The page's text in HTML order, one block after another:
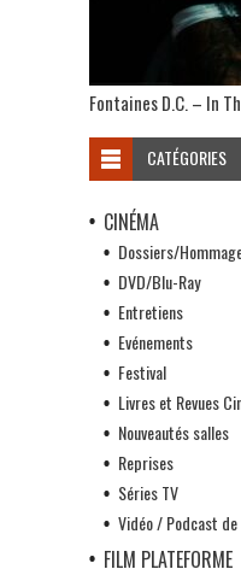
Fontaines D.C. – In
CATÉGORIES
CINÉMA
Dossiers/
DVD/Blu-Ray
Entretiens
Evénements
Festival
Livres et Revues
Nouveautés salles
Reprises
Séries TV
Vidéo / Podcast
FILM PLATEFORME